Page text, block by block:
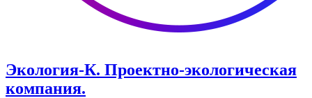
Экология-К. Проектно-экологическая
компания.